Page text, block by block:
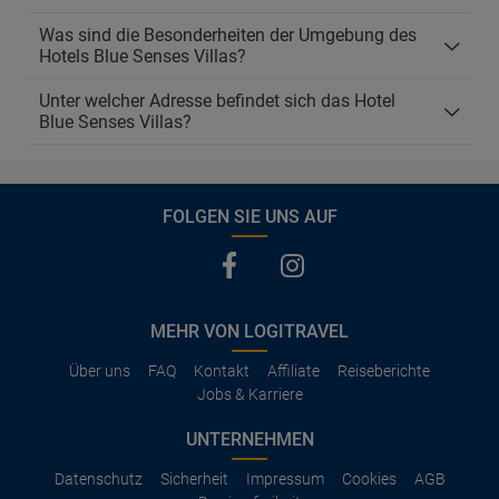
Was sind die Besonderheiten der Umgebung des
Hotels Blue Senses Villas?
Unter welcher Adresse befindet sich das Hotel
Blue Senses Villas?
FOLGEN SIE UNS AUF
MEHR VON LOGITRAVEL
Über uns FAQ Kontakt Affiliate
Reiseberichte
Jobs & Karriere
UNTERNEHMEN
Datenschutz Sicherheit Impressum Cookies
AGB